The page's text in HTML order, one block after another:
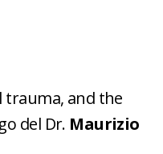
trauma, and the
del Dr. Maurizio